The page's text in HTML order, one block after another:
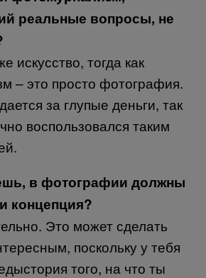
реальные вопросы, не
искусство, тогда как
– это просто фотография.
за глупые деньги, так
воспользовался таким
в фотографии должны
концепция?
Это может сделать
поскольку у тебя
того, на что ты